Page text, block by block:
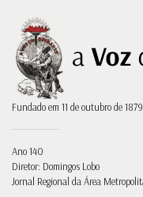
Fundado em 11 de outubro de
Ano 140
Diretor: Domingos Lobo
Jornal Regional da Área